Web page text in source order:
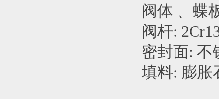
阀体﹑ 蝶
阀杆:
密封面: 不
填料: 膨胀